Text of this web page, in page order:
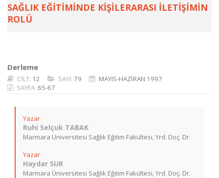
SAĞLIK EĞİTİMİNDE KİŞİLERARASI İLETİŞİMİN
ROLÜ
Derleme
CİLT: 12 SAYI: 79
MAYIS-HAZİRAN 1997
SAYFA: 65-67
Yazar
Ruhi Selçuk TABAK
Marmara Üniversitesi Sağlık Eğitim Fakültesi, Yrd. Doç. Dr.
Yazar
Haydar SUR
Marmara Üniversitesi Sağlık Eğitim Fakültesi, Yrd. Doç. Dr.